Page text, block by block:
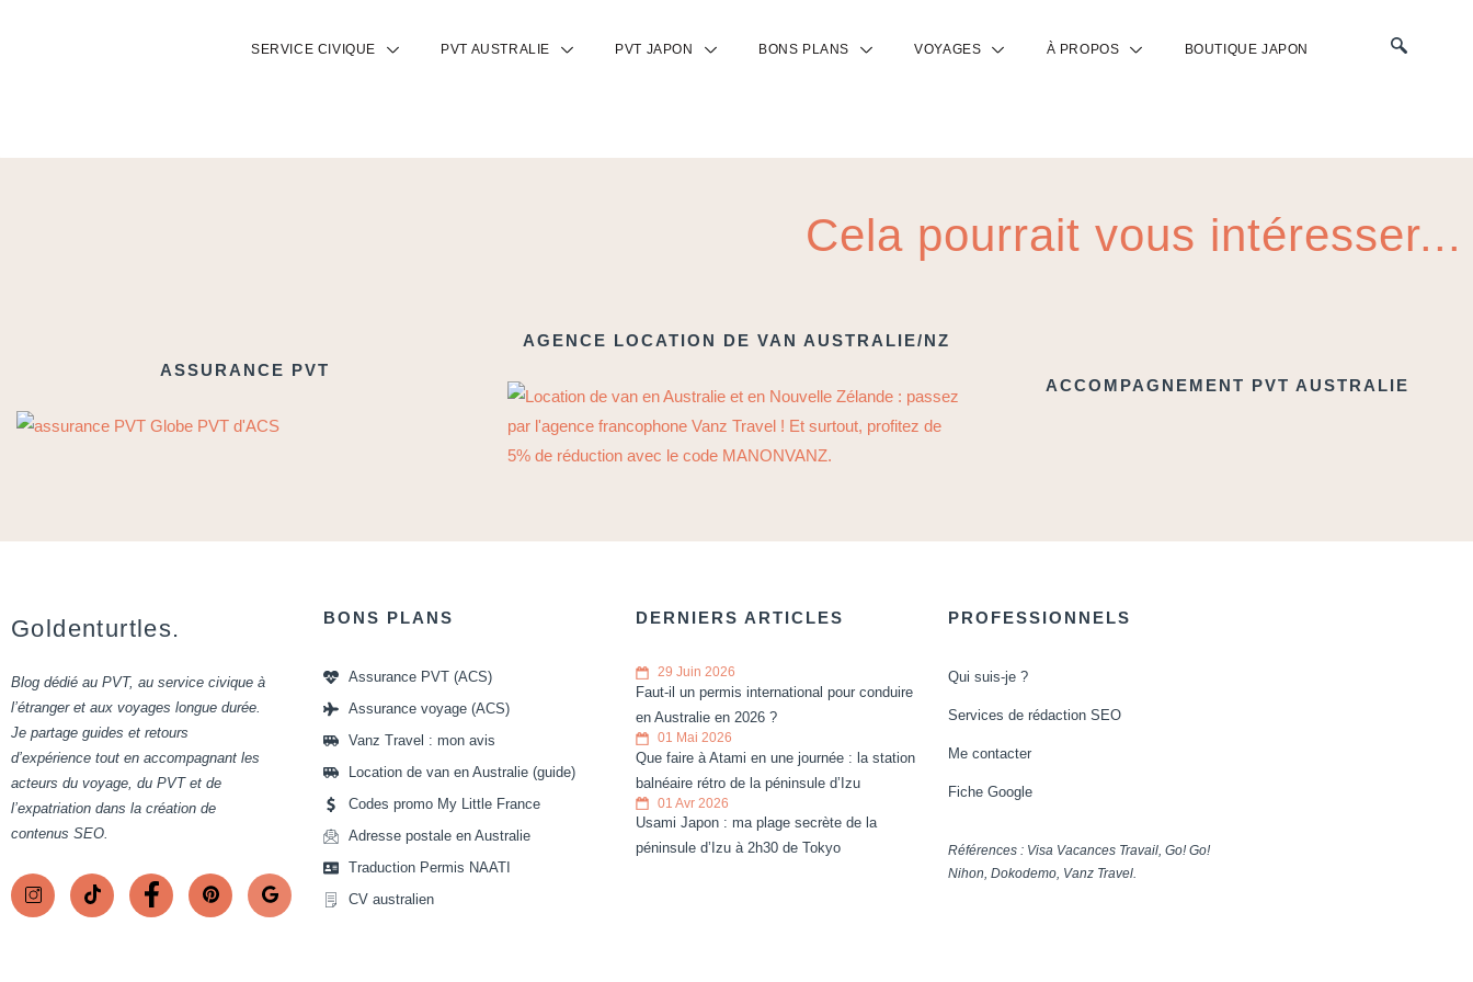
SERVICE CIVIQUE PVT AUSTRALIE PVT JAPON BONS PLANS VOYAGES À PROPOS BOUTIQUE JAPON
Cela pourrait vous intéresser...
ASSURANCE PVT
AGENCE LOCATION DE VAN AUSTRALIE/NZ
ACCOMPAGNEMENT PVT AUSTRALIE
Goldenturtles.
Blog dédié au PVT, au service civique à
l’étranger et aux voyages longue durée.
Je partage guides et retours
d’expérience tout en accompagnant les
acteurs du voyage, du PVT et de
l’expatriation dans la création de
contenus SEO.
BONS PLANS
Assurance PVT (ACS)
Assurance voyage (ACS)
Vanz Travel : mon avis
Location de van en Australie (guide)
Codes promo My Little France
Adresse postale en Australie
Traduction Permis NAATI
CV australien
DERNIERS ARTICLES
29 Juin 2026
Faut-il un permis international pour conduire
en Australie en 2026 ?
01 Mai 2026
Que faire à Atami en une journée : la station
balnéaire rétro de la péninsule d’Izu
01 Avr 2026
Usami Japon : ma plage secrète de la
péninsule d’Izu à 2h30 de Tokyo
PROFESSIONNELS
Qui suis-je ?
Services de rédaction SEO
Me contacter
Fiche Google
Références : Visa Vacances Travail, Go! Go!
Nihon, Dokodemo, Vanz Travel.